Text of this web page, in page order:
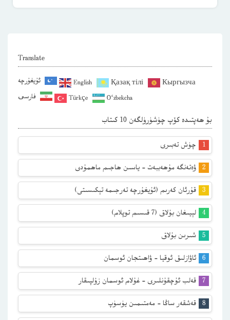
Translate
ئۇيغۇرچە English Қазақ тілі
Кыргызча
فارسی
Türkçe O‘zbekcha
بۇ ھەپتىدە كۆپ چۈشۈرۈلگەن 10 كىتاب
چۈش تەبىرى
ۋەتەنگە مۇھەببەت – ياسىن ھاجىم ماھمۇدى
قۇرئان كەرىم (ئۇيغۇرچە تەرجىمە تېكىسىتى)
لېيىغان بۇلاق (7 قىسىم توپلام)
شىرىن بۇلاق
ئاۋازلىق ئوقيا – ۋاھىتجان ئوسمان
قەلب ئۇچقۇنلىرى – غۇلام ئوسمان زۇلپىقار
قەشقەر ساڭا – مەمتىمىن يۈسۈپ